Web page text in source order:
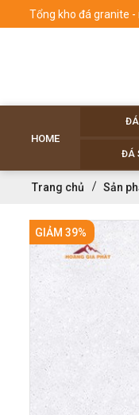
Tổng kho đá granite
HOME
ĐÁ
ĐÁ
Trang chủ Sản
GIẢM 39%